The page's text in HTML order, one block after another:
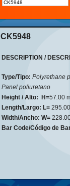
CK5948
DESCRIPTION /
Type/Tipo: Polyrethane
Panel poliuretano
Height / Alto:
H=57.00
Length/Largo: L=
Width/Ancho: W=
Bar Code/Código de